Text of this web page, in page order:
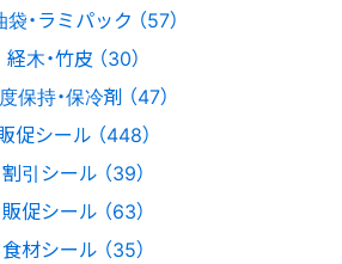
・ラミパック （57）
経木・竹皮 （30）
保持・保冷剤 （47）
促シール （448）
割引シール （39）
販促シール （63）
食材シール （35）